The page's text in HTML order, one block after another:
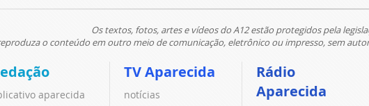
Os textos, fotos, artes e vídeos do A12 estão protegidos pela
o conteúdo em outro meio de comunicação, eletrônico ou impresso, sem
aparecida
TV Aparecida
notícias
Rádio
Aparecida